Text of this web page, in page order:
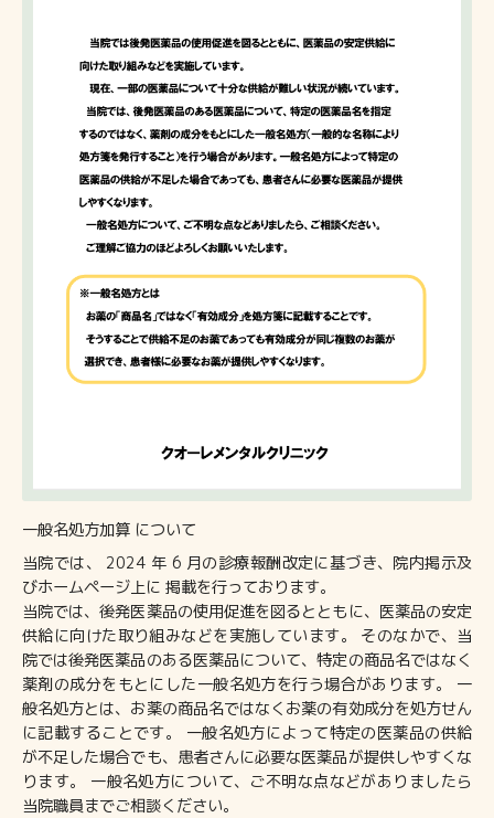
一般名処方加算 について
当院では、 2024 年 6 月の診療報酬改定に基づき、院内掲示及
びホームページ上に 掲載を行っております。
当院では、後発医薬品の使用促進を図るとともに、医薬品の安定
供給に向けた取り組みなどを実施しています。 そのなかで、当
院では後発医薬品のある医薬品について、特定の商品名ではなく
薬剤の成分をもとにした一般名処方を行う場合があります。 一
般名処方とは、お薬の商品名ではなくお薬の有効成分を処方せん
に記載することです。 一般名処方によって特定の医薬品の供給
が不足した場合でも、患者さんに必要な医薬品が提供しやすくな
ります。 一般名処方について、ご不明な点などがありましたら
当院職員までご相談ください。